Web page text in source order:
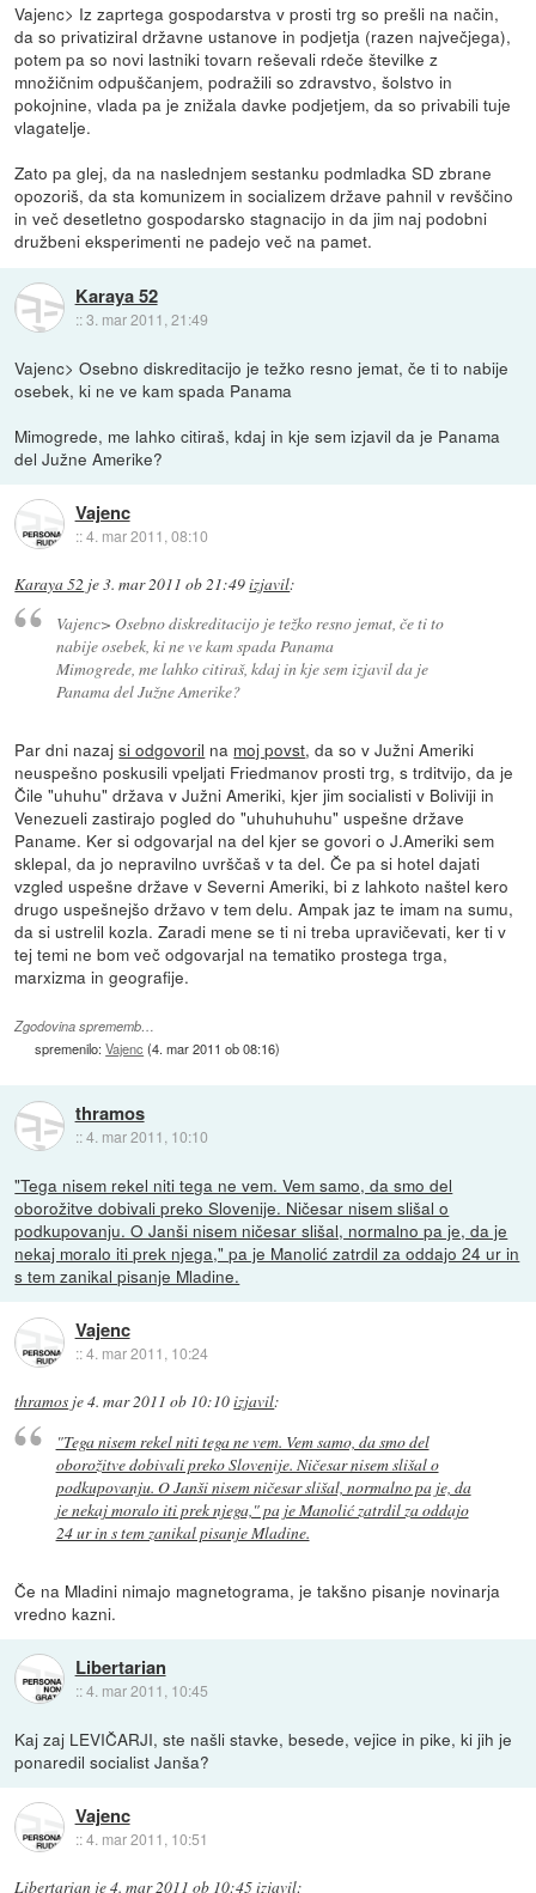
Vajenc> Iz zaprtega gospodarstva v prosti trg so prešli na način,
da so privatiziral državne ustanove in podjetja (razen največjega),
potem pa so novi lastniki tovarn reševali rdeče številke z
množičnim odpuščanjem, podražili so zdravstvo, šolstvo in
pokojnine, vlada pa je znižala davke podjetjem, da so privabili tuje
vlagatelje.
Zato pa glej, da na naslednjem sestanku podmladka SD zbrane
opozoriš, da sta komunizem in socializem države pahnil v revščino
in več desetletno gospodarsko stagnacijo in da jim naj podobni
družbeni eksperimenti ne padejo več na pamet.
Karaya 52
::3. mar 2011, 21:49
Vajenc> Osebno diskreditacijo je težko resno jemat, če ti to nabije
osebek, ki ne ve kam spada Panama
Mimogrede, me lahko citiraš, kdaj in kje sem izjavil da je Panama
del Južne Amerike?
Vajenc
::4. mar 2011, 08:10
Karaya 52 je3. mar 2011 ob 21:49izjavil:
Vajenc> Osebno diskreditacijo je težko resno jemat, če ti to
nabije osebek, ki ne ve kam spada Panama
Mimogrede, me lahko citiraš, kdaj in kje sem izjavil da je
Panama del Južne Amerike?
Par dni nazajsi odgovoril na moj povst, da so v Južni Ameriki
neuspešno poskusili vpeljati Friedmanov prosti trg, s trditvijo, da je
Čile "uhuhu" država v Južni Ameriki, kjer jim socialisti v Boliviji in
Venezueli zastirajo pogled do "uhuhuhuhu" uspešne države
Paname. Ker si odgovarjal na del kjer se govori o J.Ameriki sem
sklepal, da jo nepravilno uvrščaš v ta del. Če pa si hotel dajati
vzgled uspešne države v Severni Ameriki, bi z lahkoto naštel kero
drugo uspešnejšo državo v tem delu. Ampak jaz te imam na sumu,
da si ustrelil kozla. Zaradi mene se ti ni treba upravičevati, ker ti v
tej temi ne bom več odgovarjal na tematiko prostega trga,
marxizma in geografije.
Zgodovina sprememb…
spremenilo:Vajenc (4. mar 2011 ob 08:16)
thramos
::4. mar 2011, 10:10
"Tega nisem rekel niti tega ne vem. Vem samo, da smo del
oborožitve dobivali preko Slovenije. Ničesar nisem slišal o
podkupovanju. O Janši nisem ničesar slišal, normalno pa je, da je
nekaj moralo iti prek njega," pa je Manolić zatrdil za oddajo 24 ur in
s tem zanikal pisanje Mladine.
Vajenc
::4. mar 2011, 10:24
thramos je4. mar 2011 ob 10:10izjavil:
"Tega nisem rekel niti tega ne vem. Vem samo, da smo del
oborožitve dobivali preko Slovenije. Ničesar nisem slišal o
podkupovanju. O Janši nisem ničesar slišal, normalno pa je, da
je nekaj moralo iti prek njega," pa je Manolić zatrdil za oddajo
24 ur in s tem zanikal pisanje Mladine.
Če na Mladini nimajo magnetograma, je takšno pisanje novinarja
vredno kazni.
Libertarian
::4. mar 2011, 10:45
Kaj zaj LEVIČARJI, ste našli stavke, besede, vejice in pike, ki jih je
ponaredil socialist Janša?
Vajenc
::4. mar 2011, 10:51
Libertarian je4. mar 2011 ob 10:45izjavil: